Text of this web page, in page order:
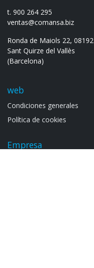
t. 900 264 295
ventas@comansa.biz
Ronda de Maiols 22, 08192
Sant Quirze del Vallès
(Barcelona)
web
Condiciones generales
Política de cookies
Empresa